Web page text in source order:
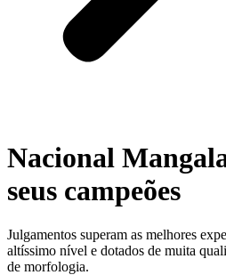
Nacional
seus campeões
Julgamentos superam as melhores
altíssimo nível e dotados de muita
de morfologia.